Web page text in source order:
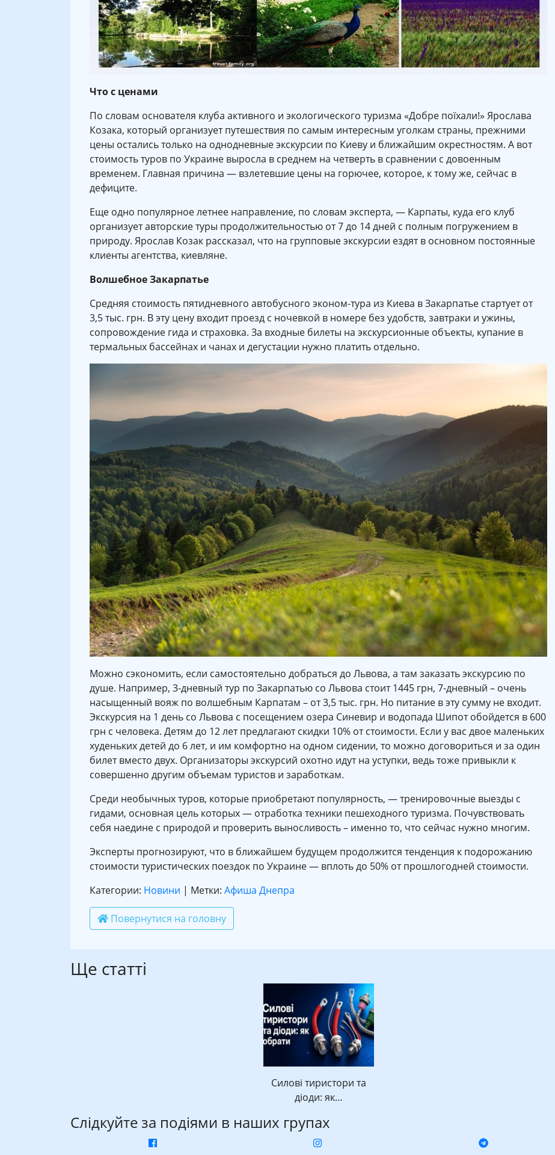
Что с ценами
По словам основателя клуба активного и экологического туризма «Добре поїхали!» Ярослава
Козака, который организует путешествия по самым интересным уголкам страны, прежними
цены остались только на однодневные экскурсии по Киеву и ближайшим окрестностям. А вот
стоимость туров по Украине выросла в среднем на четверть в сравнении с довоенным
временем. Главная причина — взлетевшие цены на горючее, которое, к тому же, сейчас в
дефиците.
Еще одно популярное летнее направление, по словам эксперта, — Карпаты, куда его клуб
организует авторские туры продолжительностью от 7 до 14 дней с полным погружением в
природу. Ярослав Козак рассказал, что на групповые экскурсии ездят в основном постоянные
клиенты агентства, киевляне.
Волшебное Закарпатье
Средняя стоимость пятидневного автобусного эконом-тура из Киева в Закарпатье стартует от
3,5 тыс. грн. В эту цену входит проезд с ночевкой в номере без удобств, завтраки и ужины,
сопровождение гида и страховка. За входные билеты на экскурсионные объекты, купание в
термальных бассейнах и чанах и дегустации нужно платить отдельно.
Можно сэкономить, если самостоятельно добраться до Львова, а там заказать экскурсию по
душе. Например, 3-дневный тур по Закарпатью со Львова стоит 1445 грн, 7-дневный – очень
насыщенный вояж по волшебным Карпатам – от 3,5 тыс. грн. Но питание в эту сумму не входит.
Экскурсия на 1 день со Львова с посещением озера Синевир и водопада Шипот обойдется в 600
грн с человека. Детям до 12 лет предлагают скидки 10% от стоимости. Если у вас двое маленьких
худеньких детей до 6 лет, и им комфортно на одном сидении, то можно договориться и за один
билет вместо двух. Организаторы экскурсий охотно идут на уступки, ведь тоже привыкли к
совершенно другим объемам туристов и заработкам.
Среди необычных туров, которые приобретают популярность, — тренировочные выезды с
гидами, основная цель которых — отработка техники пешеходного туризма. Почувствовать
себя наедине с природой и проверить выносливость – именно то, что сейчас нужно многим.
Эксперты прогнозируют, что в ближайшем будущем продолжится тенденция к подорожанию
стоимости туристических поездок по Украине — вплоть до 50% от прошлогодней стоимости.
Категории: Новини | Метки: Афиша Днепра
Повернутися на головну
Ще статті
Силові тиристори та
діоди: як…
Слідкуйте за подіями в наших групах